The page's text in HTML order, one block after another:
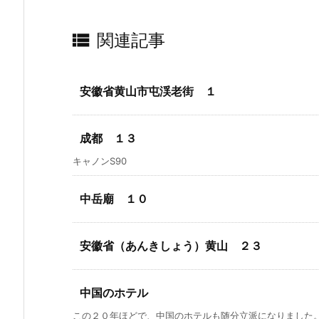
 関連記事
安徽省黄山市屯渓老街 １
成都 １３
キャノンS90
中岳廟 １０
安徽省（あんきしょう）黄山 ２３
中国のホテル
この２０年ほどで、中国のホテルも随分立派になりまし